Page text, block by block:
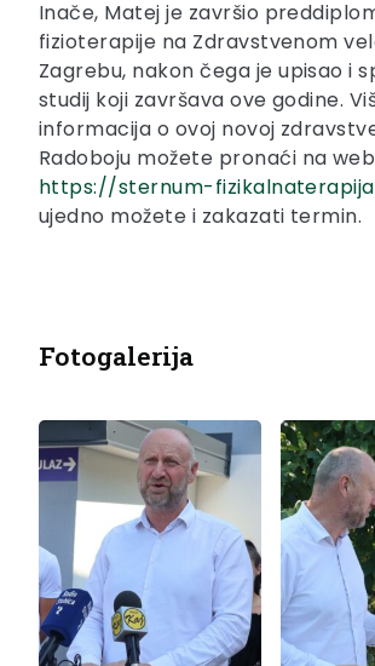
Inače, Matej je završio
fizioterapije na Zdravstvenom
Zagrebu, nakon čega je upisao i
studij koji završava ove godine.
informacija o ovoj novoj
Radoboju možete pronaći na
https://sternum-
ujedno možete i zakazati termin.
Fotogalerija